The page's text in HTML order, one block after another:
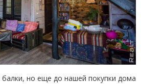
но еще до нашей покупки дома